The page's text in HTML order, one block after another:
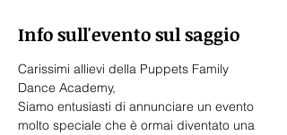
Info sull'evento sul saggio
Carissimi allievi della Puppets Family
Dance Academy,
Siamo entusiasti di annunciare un evento
molto speciale che è ormai diventato una